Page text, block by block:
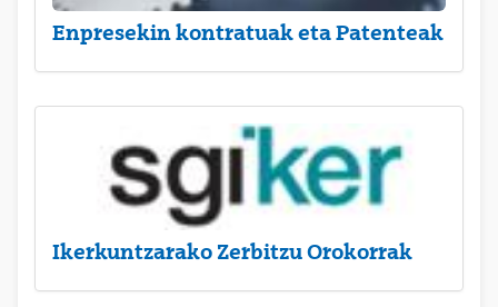
Enpresekin kontratuak eta Patenteak
Ikerkuntzarako Zerbitzu Orokorrak